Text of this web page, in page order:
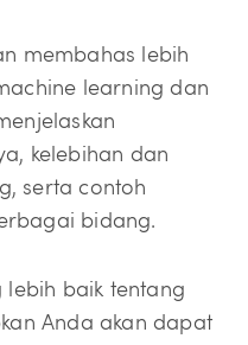
membahas lebih
learning dan
kelebihan dan
serta contoh
bidang.
lebih baik tentang
Anda akan dapat